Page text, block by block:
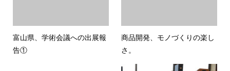
富山県、学術会議への出展報
告①
商品開発、モノづくりの楽し
さ。